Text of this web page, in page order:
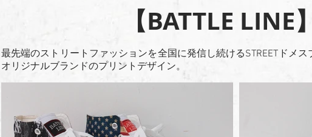
​【BATTLE LINE】
最先端のストリートファッションを全国に発信し続けるSTREETドメス
オリジナルブランドのプリントデザイン。